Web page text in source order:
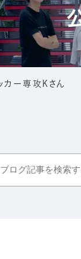
カー専攻Kさん